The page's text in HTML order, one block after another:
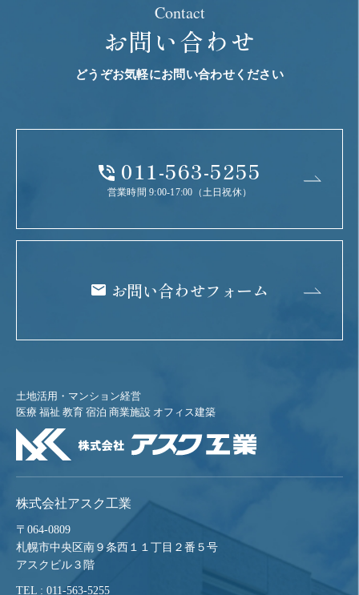
Contact
お問い合わせ
どうぞお気軽にお問い合わせください
011-563-5255
営業時間 9:00-17:00（土日祝休）
お問い合わせフォーム
土地活用・マンション経営
医療 福祉 教育 宿泊 商業施設 オフィス建築
株式会社アスク工業
〒064-0809
札幌市中央区南９条西１１丁目２番５号
アスクビル３階
TEL : 011-563-5255